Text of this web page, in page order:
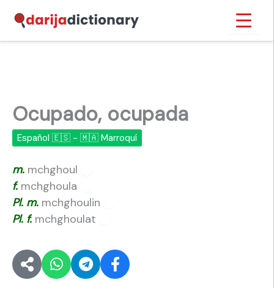
contenido
Inicio
Ocupado, ocupada
Español 🇪🇸 - 🇲🇦 Marroquí
m. mchghoul
f.mchghoula
Pl. m. mchghoulin
Pl. f.mchghoulat